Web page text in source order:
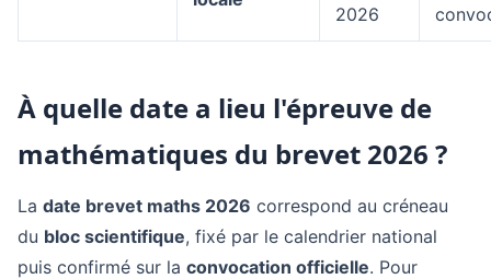
2026
À quelle date a lieu l'épreuve de
mathématiques du brevet 2026 ?
La date brevet maths 2026 correspond au créneau
du bloc scientifique, fixé par le calendrier national
puis confirmé sur la convocation officielle. Pour